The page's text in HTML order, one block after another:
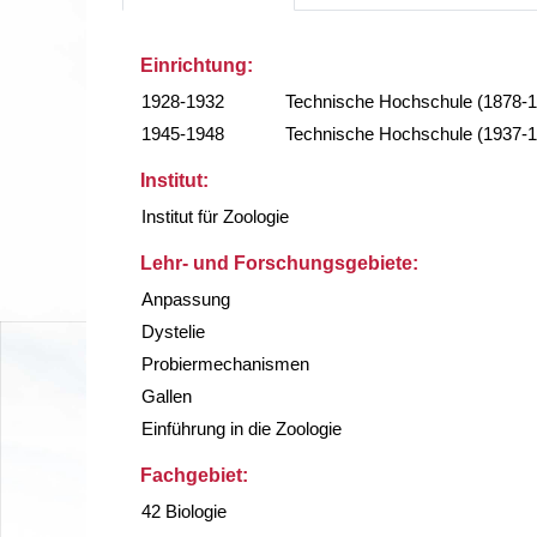
Einrichtung:
1928-1932
Technische Hochschule (1878-
1945-1948
Technische Hochschule (1937-
Institut:
Institut für Zoologie
Lehr- und Forschungsgebiete:
Anpassung
Dystelie
Probiermechanismen
Gallen
Einführung in die Zoologie
Fachgebiet:
42 Biologie